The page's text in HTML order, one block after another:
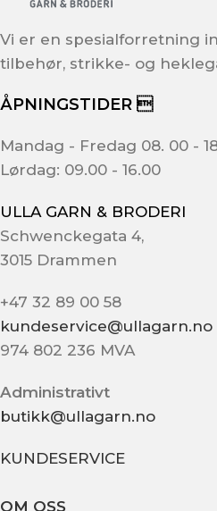
Vi er en spesialforretning
tilbehør, strikke- og
ÅPNINGSTIDER 
Mandag - Fredag 08. 00 -
Lørdag: 09.00 - 16.00
ULLA GARN & BRODERI
Schwenckegata 4,
3015 Drammen
+47 32 89 00 58
kundeservice@ullagarn.no
974 802 236 MVA
Administrativt
butikk@ullagarn.no
KUNDESERVICE
OM OSS